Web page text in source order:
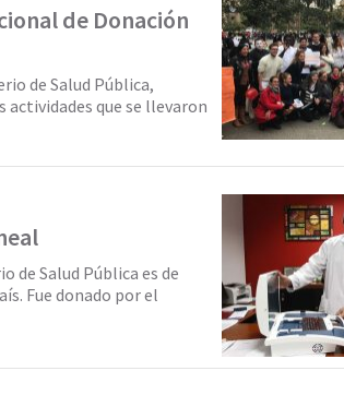
de Donación
de Salud Pública,
actividades que se llevaron
de Salud Pública es de
Fue donado por el